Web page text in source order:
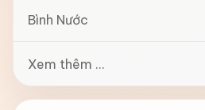
Bình Nước
Xem thêm ...